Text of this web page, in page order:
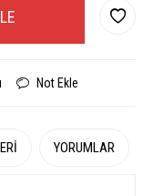
Not Ekle
YORUMLAR